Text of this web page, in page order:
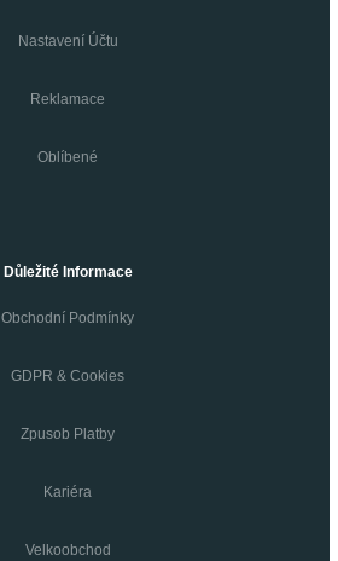
Nastavení Účtu
Reklamace
Oblíbené
Důležité Informace
Obchodní Podmínky
GDPR & Cookies
Zpusob Platby
Kariéra
Velkoobchod